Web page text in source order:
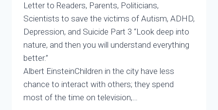
Letter to Readers, Parents, Politicians,
Scientists to save the victims of Autism, ADHD,
Depression, and Suicide Part 3 “Look deep into
nature, and then you will understand everything
better.”
Albert EinsteinChildren in the city have less
chance to interact with others; they spend
most of the time on television,…